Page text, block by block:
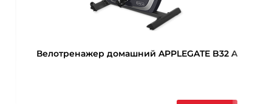
Велотренажер домашний APPLEGATE B32 A